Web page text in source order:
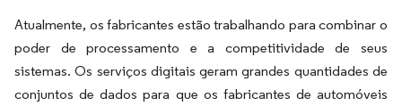
Atualmente, os fabricantes estão trabalhando para combinar o
poder de processamento e a competitividade de seus
sistemas. Os serviços digitais geram grandes quantidades de
conjuntos de dados para que os fabricantes de automóveis